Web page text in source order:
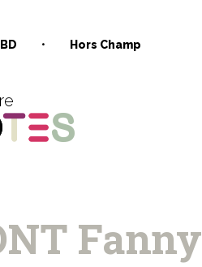
BD Hors Champ
Fanny